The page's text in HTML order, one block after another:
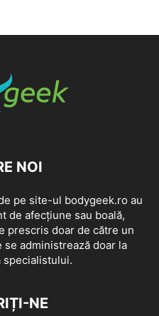
NOI
pe site-ul bodygeek.ro au
de afecțiune sau boală,
prescris doar de către un
administrează doar la
specialistului.
NE